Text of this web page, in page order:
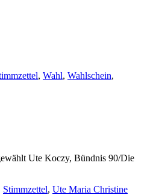
, Wahl, Wahlschein,
Ute Koczy, Bündnis 90/Die
Stimmzettel, Ute Maria Christine